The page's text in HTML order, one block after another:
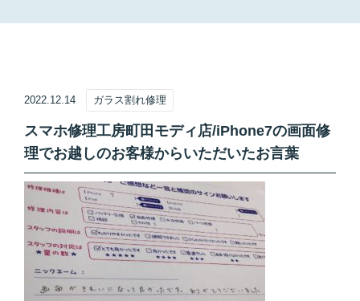
2022.12.14 ガラス割れ修理
スマホ修理工房町田モディ店/iPhone7の画面修
理でお越しのお客様からいただいたお言葉